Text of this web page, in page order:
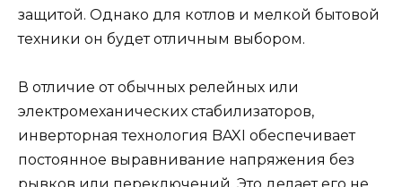
защитой. Однако для котлов и мелкой бытовой
техники он будет отличным выбором.
В отличие от обычных релейных или
электромеханических стабилизаторов,
инверторная технология BAXI обеспечивает
постоянное выравнивание напряжения без